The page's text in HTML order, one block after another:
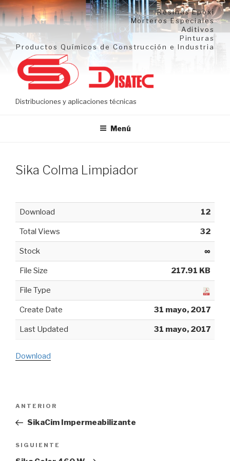
Ir
al
contenido
Resinas Epoxi
Morteros Especiales
Aditivos
Pinturas
Productos Químicos de Construcción e Industria
Distribuciones y aplicaciones técnicas
Menú
Sika Colma Limpiador
Download 12
Total Views 32
Stock ∞
File Size 217.91 KB
File Type
Create Date 31 mayo, 2017
Last Updated 31 mayo, 2017
Download
Navegación
Entrada
anterior:
ANTERIOR
SikaCim Impermeabilizante
Siguiente
entrada
SIGUIENTE